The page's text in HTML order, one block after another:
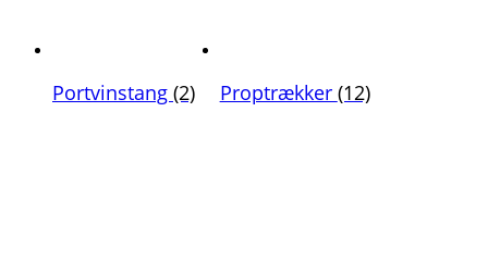
Portvinstang (2) Proptrækker (12)